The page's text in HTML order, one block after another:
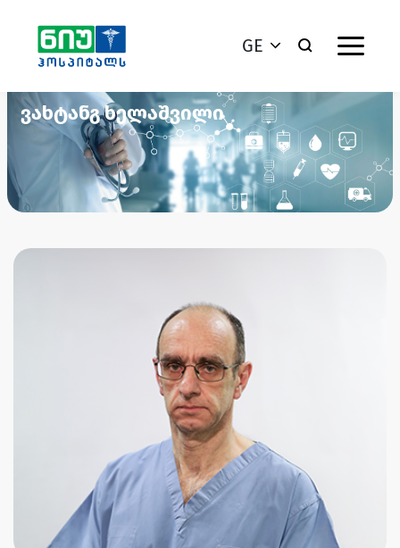
GE
ვახტანგ ხელაშვილი